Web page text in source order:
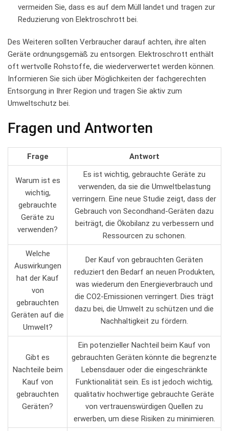
vermeiden Sie, ‍dass ​es auf dem Müll landet und tragen zur
Reduzierung von⁢ Elektroschrott‍ bei.
Des Weiteren sollten ⁢Verbraucher darauf achten, ‌ihre alten‍
Geräte ordnungsgemäß zu entsorgen. Elektroschrott enthält
oft wertvolle ​Rohstoffe,‍ die wiederverwertet werden können.
Informieren ⁤Sie sich ‍über Möglichkeiten der fachgerechten
Entsorgung ‍in​ Ihrer Region und tragen Sie aktiv zum
Umweltschutz‍ bei.
Fragen und Antworten
Frage Antwort
Warum ist ​es
wichtig,
gebrauchte
Geräte zu
verwenden?
Es ​ist wichtig, gebrauchte ‌Geräte ​zu
verwenden, da sie die Umweltbelastung
⁤verringern. Eine ​neue Studie zeigt, dass der
Gebrauch⁤ von‌ Secondhand-Geräten⁤ dazu
beiträgt, die Ökobilanz ⁢zu verbessern und
Ressourcen zu schonen.
Welche
Auswirkungen
hat der Kauf
von
gebrauchten
Geräten auf ​die
Umwelt?
Der ‌Kauf von gebrauchten Geräten
⁢reduziert ⁢den Bedarf an neuen⁢ Produkten,
was wiederum den ⁢Energieverbrauch und
die CO2-Emissionen verringert.⁤ Dies‌ trägt
dazu bei, die ‌Umwelt zu schützen ⁢und‍ die
⁤Nachhaltigkeit ‌zu ⁣fördern.
Gibt es
Nachteile beim
Kauf von
gebrauchten
Geräten?
Ein potenzieller Nachteil beim Kauf von
gebrauchten Geräten könnte ⁣die begrenzte
Lebensdauer oder die eingeschränkte
‍Funktionalität⁣ sein. Es⁢ ist jedoch ⁤wichtig,
qualitativ hochwertige ⁤gebrauchte ‌Geräte
von vertrauenswürdigen ⁢Quellen zu
erwerben, ⁤um diese ⁢Risiken zu minimieren.